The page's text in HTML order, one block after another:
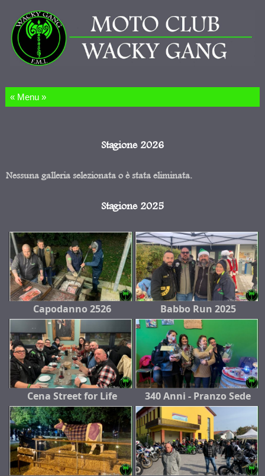
Salta al contenuto
Stagione 2026
Nessuna galleria selezionata o è stata eliminata.
Stagione 2025
Capodanno 2526 Babbo Run 2025
Cena Street for Life 340 Anni - Pranzo Sede